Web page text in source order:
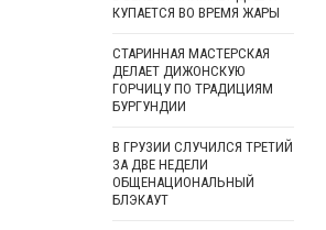
КУПАЕТСЯ ВО ВРЕМЯ ЖАРЫ
СТАРИННАЯ МАСТЕРСКАЯ
ДЕЛАЕТ ДИЖОНСКУЮ
ГОРЧИЦУ ПО ТРАДИЦИЯМ
БУРГУНДИИ
В ГРУЗИИ СЛУЧИЛСЯ ТРЕТИЙ
ЗА ДВЕ НЕДЕЛИ
ОБЩЕНАЦИОНАЛЬНЫЙ
БЛЭКАУТ